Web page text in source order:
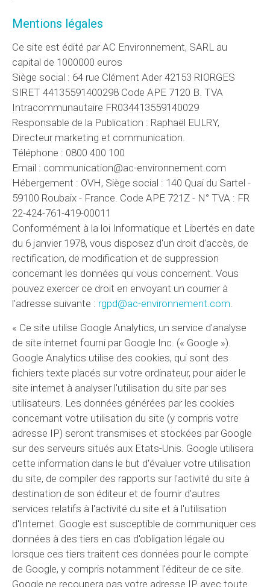
Mentions légales
Ce site est édité par AC Environnement, SARL au
capital de 1000000 euros
Siège social : 64 rue Clément Ader 42153 RIORGES
SIRET 44135591400298 Code APE 7120 B. TVA
Intracommunautaire FR034413559140029
Responsable de la Publication : Raphaël EULRY,
Directeur marketing et communication.
Téléphone : 0800 400 100
Email : communication@ac-environnement.com
Hébergement : OVH, Siège social : 140 Quai du Sartel -
59100 Roubaix - France. Code APE 721Z - N° TVA : FR
22-424-761-419-00011
Conformément à la loi Informatique et Libertés en date
du 6 janvier 1978, vous disposez d'un droit d'accès, de
rectification, de modification et de suppression
concernant les données qui vous concernent. Vous
pouvez exercer ce droit en envoyant un courrier à
l'adresse suivante : rgpd@ac-environnement.com
« Ce site utilise Google Analytics, un service d'analyse
de site internet fourni par Google Inc. (« Google »).
Google Analytics utilise des cookies, qui sont des
fichiers texte placés sur votre ordinateur, pour aider le
site internet à analyser l'utilisation du site par ses
utilisateurs. Les données générées par les cookies
concernant votre utilisation du site (y compris votre
adresse IP) seront transmises et stockées par Google
sur des serveurs situés aux Etats-Unis. Google utilisera
cette information dans le but d'évaluer votre utilisation
du site, de compiler des rapports sur l'activité du site à
destination de son éditeur et de fournir d'autres
services relatifs à l'activité du site et à l'utilisation
d'Internet. Google est susceptible de communiquer ces
données à des tiers en cas d'obligation légale ou
lorsque ces tiers traitent ces données pour le compte
de Google, y compris notamment l'éditeur de ce site.
Google ne recoupera pas votre adresse IP avec toute